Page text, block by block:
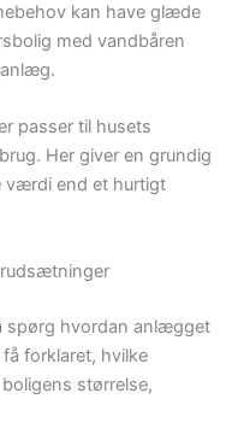
kan have glæde
med vandbåren
passer til husets
Her giver en grundig
værdi end et hurtigt
spørg hvordan anlægget
forklaret, hvilke
størrelse,